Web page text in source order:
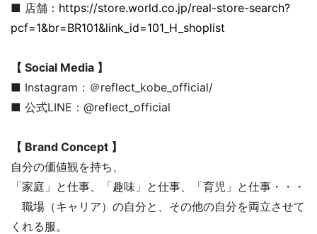
■ 店舗： https://store.world.co.jp/real-store-search?
pcf=1&br=BR101&link_id=101_H_shoplist
【 Social Media 】
■ Instagram：＠reflect_kobe_official/
■ 公式LINE：@reflect_official
【 Brand Concept 】
自分の価値観を持ち、
「家庭」と仕事、「趣味」と仕事、「育児」と仕事・・・
職場（キャリア）の自分と、その他の自分を両立させて
くれる服。